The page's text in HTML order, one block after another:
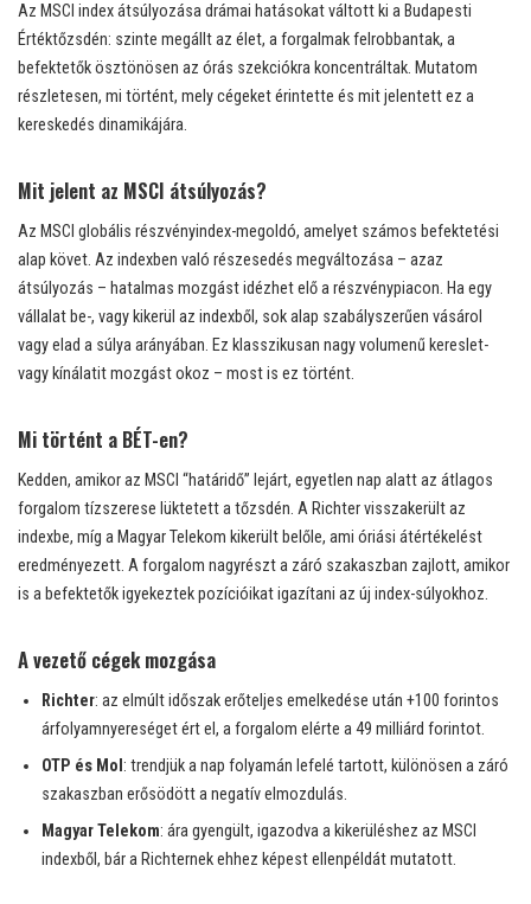
Az MSCI index átsúlyozása drámai hatásokat váltott ki a Budapesti
Értéktőzsdén: szinte megállt az élet, a forgalmak felrobbantak, a
befektetők ösztönösen az órás szekciókra koncentráltak. Mutatom
részletesen, mi történt, mely cégeket érintette és mit jelentett ez a
kereskedés dinamikájára.
Mit jelent az MSCI átsúlyozás?
Az MSCI globális részvényindex-megoldó, amelyet számos befektetési
alap követ. Az indexben való részesedés megváltozása – azaz
átsúlyozás – hatalmas mozgást idézhet elő a részvénypiacon. Ha egy
vállalat be-, vagy kikerül az indexből, sok alap szabályszerűen vásárol
vagy elad a súlya arányában. Ez klasszikusan nagy volumenű kereslet-
vagy kínálatit mozgást okoz – most is ez történt.
Mi történt a BÉT-en?
Kedden, amikor az MSCI “határidő” lejárt, egyetlen nap alatt az átlagos
forgalom tízszerese lüktetett a tőzsdén. A Richter visszakerült az
indexbe, míg a Magyar Telekom kikerült belőle, ami óriási átértékelést
eredményezett. A forgalom nagyrészt a záró szakaszban zajlott, amikor
is a befektetők igyekeztek pozícióikat igazítani az új index-súlyokhoz.
A vezető cégek mozgása
Richter: az elmúlt időszak erőteljes emelkedése után +100 forintos
árfolyamnyereséget ért el, a forgalom elérte a 49 milliárd forintot.
OTP és Mol : trendjük a nap folyamán lefelé tartott, különösen a záró
szakaszban erősödött a negatív elmozdulás.
Magyar Telekom: ára gyengült, igazodva a kikerüléshez az MSCI
indexből, bár a Richternek ehhez képest ellenpéldát mutatott.